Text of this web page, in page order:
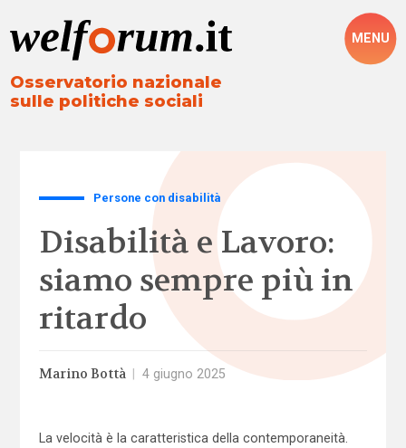
Osservatorio nazionale
sulle politiche sociali
MENU
Persone con disabilità
Disabilità e Lavoro:
siamo sempre più in
ritardo
Marino Bottà 4 giugno 2025
La velocità è la caratteristica della contemporaneità.